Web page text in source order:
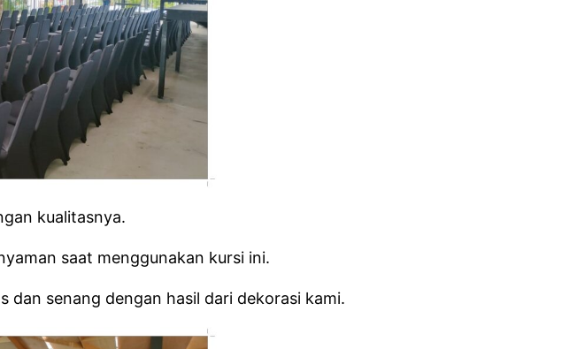
kualitasnya.
saat menggunakan kursi ini.
dan senang dengan hasil dari dekorasi kami.